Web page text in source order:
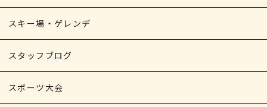
スキー場・ゲレンデ
スタッフブログ
スポーツ大会